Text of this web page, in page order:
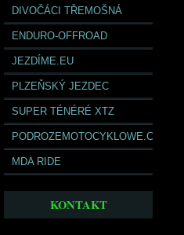
DIVOČÁCI TŘEMOŠNÁ
ENDURO-OFFROAD
JEZDÍME.EU
PLZEŇSKÝ JEZDEC
SUPER TÉNÉRÉ XTZ
PODROZEMOTOCYKLOWE.COM
MDA RIDE
KONTAKT